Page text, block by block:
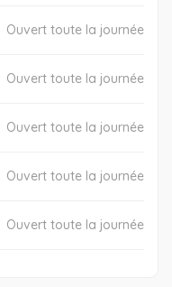
Ouvert toute la journée
Ouvert toute la journée
Ouvert toute la journée
Ouvert toute la journée
Ouvert toute la journée